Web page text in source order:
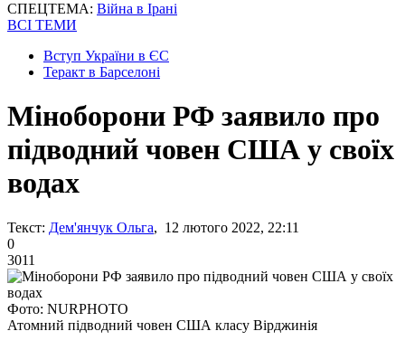
СПЕЦТЕМА: Війна в Ірані
ВСІ ТЕМИ
Вступ України в ЄС
Теракт в Барселоні
Міноборони РФ заявило про
підводний човен США у своїх
водах
Текст: Дем'янчук Ольга, 12 лютого 2022, 22:11
0
3011
Фото: NURPHOTO
Атомний підводний човен США класу Вірджинія